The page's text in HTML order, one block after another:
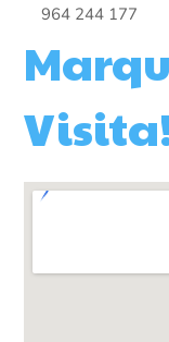
964 244 177